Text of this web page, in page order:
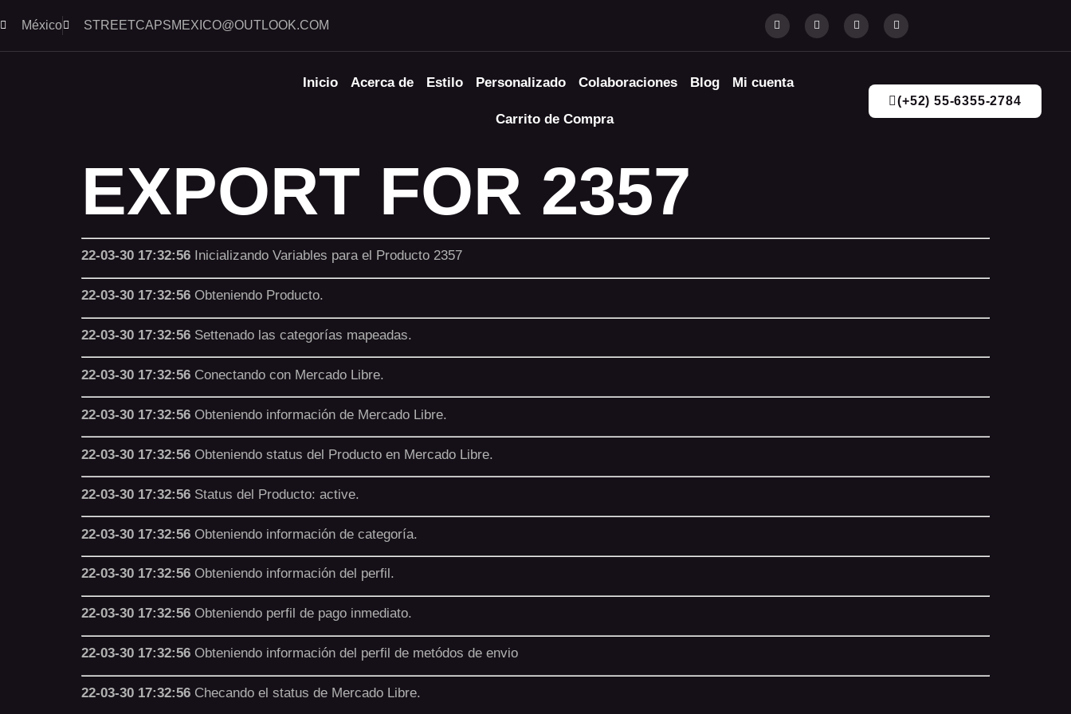
México STREETCAPSMEXICO@OUTLOOK.COM​
Inicio Acerca de Estilo Personalizado Colaboraciones Blog Mi cuenta
Carrito de Compra
(+52) 55-6355-2784
EXPORT FOR 2357
22-03-30 17:32:56 Inicializando Variables para el Producto 2357
22-03-30 17:32:56 Obteniendo Producto.
22-03-30 17:32:56 Settenado las categorías mapeadas.
22-03-30 17:32:56 Conectando con Mercado Libre.
22-03-30 17:32:56 Obteniendo información de Mercado Libre.
22-03-30 17:32:56 Obteniendo status del Producto en Mercado Libre.
22-03-30 17:32:56 Status del Producto: active.
22-03-30 17:32:56 Obteniendo información de categoría.
22-03-30 17:32:56 Obteniendo información del perfil.
22-03-30 17:32:56 Obteniendo perfil de pago inmediato.
22-03-30 17:32:56 Obteniendo información del perfil de metódos de envio
22-03-30 17:32:56 Checando el status de Mercado Libre.